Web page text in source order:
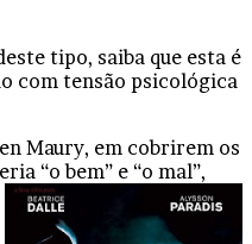
tipo, saiba que esta é
com tensão psicológica
Maury, em cobrirem os
“o bem” e “o mal”,